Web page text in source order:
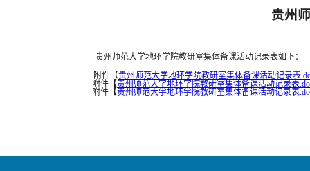
贵州
贵州师范大学地环学院教研室集体备课活动记录表如下：
附件【贵州师范大学地环学院教研室集体备课活动记录表
附件【贵州师范大学地环学院教研室集体备课活动记录表
附件【贵州师范大学地环学院教研室集体备课活动记录表